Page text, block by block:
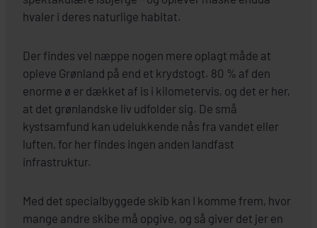
hvaler i deres naturlige habitat.
Der findes vel næppe nogen mere oplagt måde at
opleve Grønland på end et krydstogt. 80 % af den
enorme ø er dækket af is i kilometervis, og det er her,
at det grønlandske liv udfolder sig. De små
kystsamfund kan udelukkende nås fra vandet eller
luften, for her findes ingen anden landfast
infrastruktur.
Med det specialbyggede skib kan I komme frem, hvor
mange andre skibe må opgive, og så giver det jer en